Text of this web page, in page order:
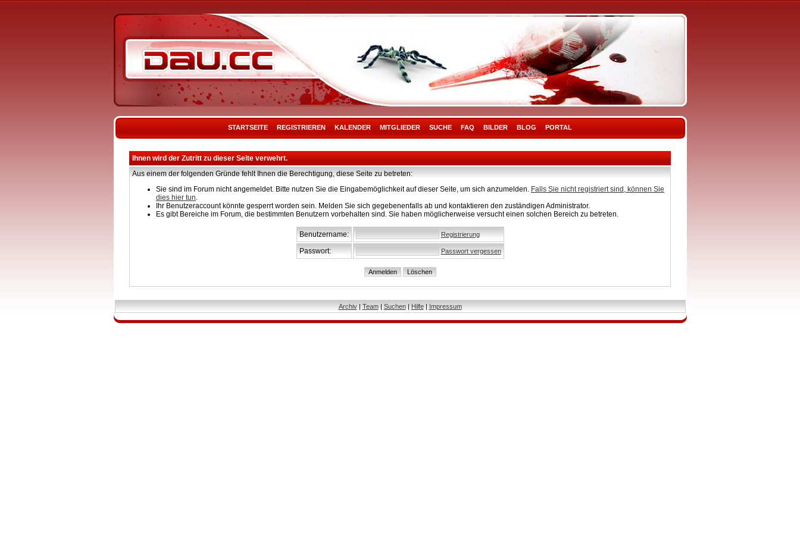
STARTSEITE REGISTRIEREN KALENDER MITGLIEDER SUCHE FAQ BILDER BLOG PORTAL
Ihnen wird der Zutritt zu dieser Seite verwehrt.
Aus einem der folgenden Gründe fehlt Ihnen die Berechtigung, diese Seite zu betreten:
Sie sind im Forum nicht angemeldet. Bitte nutzen Sie die Eingabemöglichkeit auf dieser Seite, um sich anzumelden. Falls Sie nicht registriert sind, können Sie
dies hier tun.
Ihr Benutzeraccount könnte gesperrt worden sein. Melden Sie sich gegebenenfalls ab und kontaktieren den zuständigen Administrator.
Es gibt Bereiche im Forum, die bestimmten Benutzern vorbehalten sind. Sie haben möglicherweise versucht einen solchen Bereich zu betreten.
Benutzername: Registrierung
Passwort: Passwort vergessen
Archiv| Team| Suchen| Hilfe| Impressum